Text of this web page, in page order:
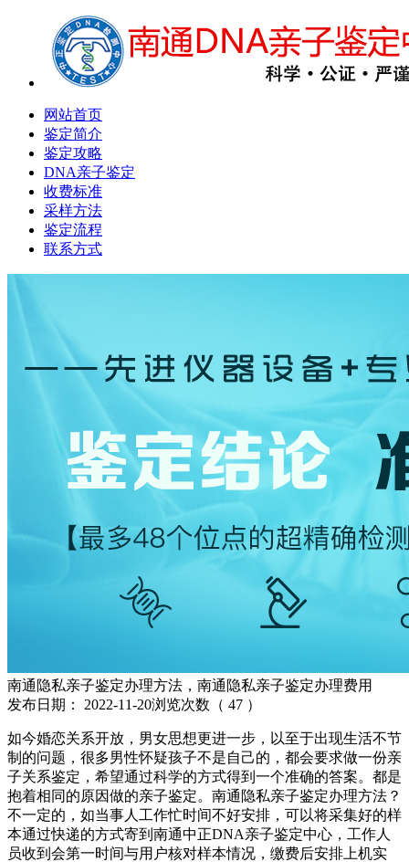
网站首页
鉴定简介
鉴定攻略
DNA亲子鉴定
收费标准
采样方法
鉴定流程
联系方式
南通隐私亲子鉴定办理方法，南通隐私亲子鉴定办理费用
发布日期：
2022-11-20浏览次数（ 47 ）
如今婚恋关系开放，男女思想更进一步，以至于出现生活不节
制的问题，很多男性怀疑孩子不是自己的，都会要求做一份亲
子关系鉴定，希望通过科学的方式得到一个准确的答案。都是
抱着相同的原因做的亲子鉴定。南通隐私亲子鉴定办理方法？
不一定的，如当事人工作忙时间不好安排，可以将采集好的样
本通过快递的方式寄到南通中正DNA亲子鉴定中心，工作人
员收到会第一时间与用户核对样本情况，缴费后安排上机实